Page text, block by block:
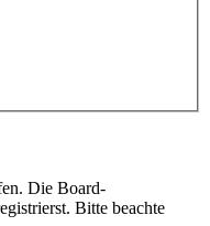
Die Board-
Bitte beachte